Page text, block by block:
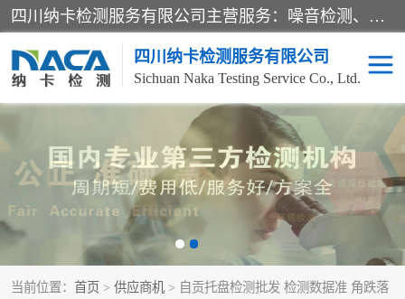
四川纳卡检测服务有限公司主营服务：噪音检测、灯光检测、防护网检测、磁性检测、无损检测、燃烧等级检测；本着严谨、规范的态度严格执行国家现行标准、规范及规程，奉行“科学公正、准确、持续改进、诚信服务”的企业价值和“科学、信誉、服务”的企业宗旨，竭诚为广大客户服务。
四川纳卡检测服务有限公司
Sichuan Naka Testing Service Co., Ltd.
当前位置： 首页 > 供应商机 > 自贡托盘检测批发 检测数据准 角跌落
噪音检测 灯光检测
防护网检测 磁性检测
燃烧等级检测
可靠性检测 产品检测